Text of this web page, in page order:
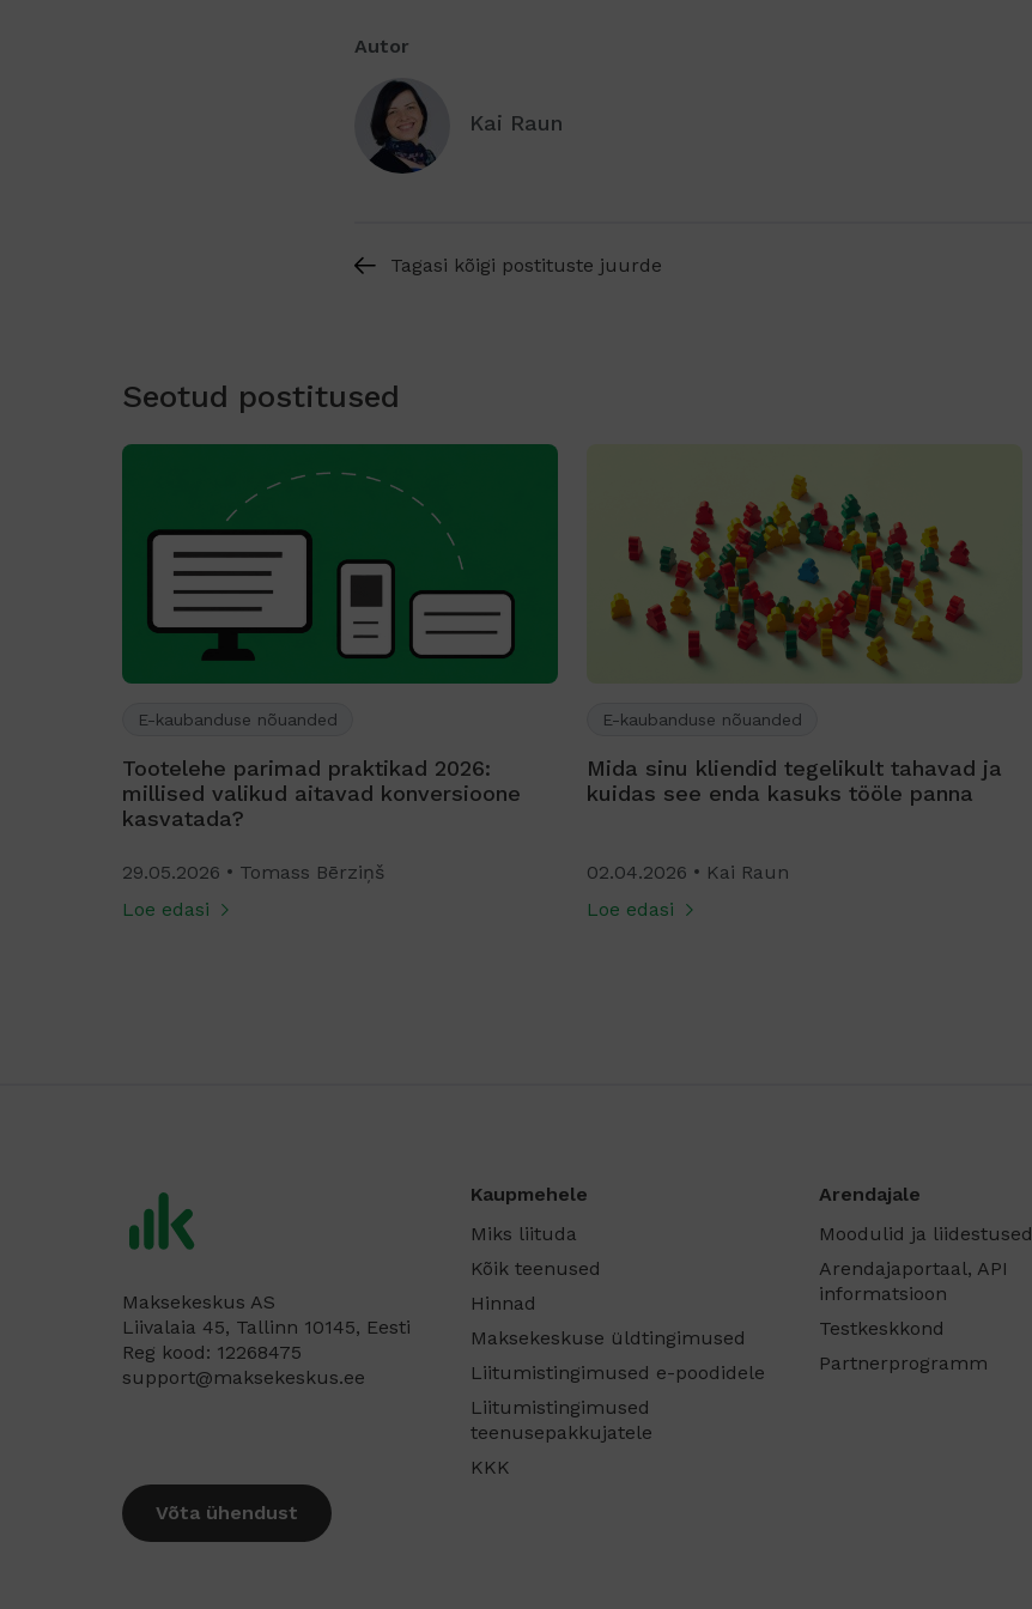
Autor
Kai Raun
Tagasi kõigi postituste juurde
Seotud postitused
E-kaubanduse nõuanded
Tootelehe parimad praktikad 2026:
millised valikud aitavad konversioone
kasvatada?
29.05.2026
Tomass Bērziņš
Loe edasi
E-kaubanduse nõuanded
Mida sinu kliendid tegelikult tahavad ja
kuidas see enda kasuks tööle panna
02.04.2026
Kai Raun
Loe edasi
Maksekeskus AS
Liivalaia 45, Tallinn 10145, Eesti
Reg kood: 12268475
support@maksekeskus.ee
Võta ühendust
Kaupmehele
Miks liituda
Kõik teenused
Hinnad
Maksekeskuse üldtingimused
Liitumistingimused e-poodidele
Liitumistingimused
teenusepakkujatele
KKK
Arendajale
Moodulid ja liidestused
Arendajaportaal, API
informatsioon
Testkeskkond
Partnerprogramm